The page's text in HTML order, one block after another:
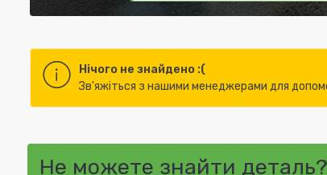
Нічого не знайдено :(
Зв'яжіться з нашими менеджерами для
Не можете знайти деталь?